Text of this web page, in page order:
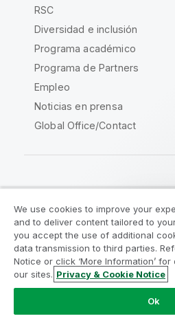
RSC
Diversidad e inclusión
Programa académico
Programa de Partners
Empleo
Noticias en prensa
Global Office/Contact
Acuerdos legales
Legal Policies
Política legal
Condiciones de uso
Marcas
Do Not Share My Info
Copyright © 1993-2026 QlikTech
We use cookies to improve your
and to deliver content tailored to your
you accept the use of additional
data transmission to third parties.
Notice or click ‘More Information’
our sites. Privacy & Cookie Notice
Ok